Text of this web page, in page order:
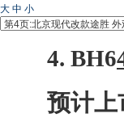
大 中 小
4. BH6
预计上市